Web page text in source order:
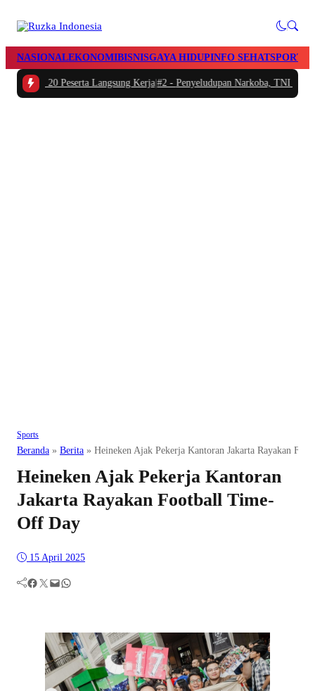
NASIONALEKONOMIBISNISGAYA HIDUPINFO SEHATSPORTS
Dua, 20 Peserta Langsung Kerja|#2 -Penyeludupan Narkoba, TNI AL
Sports
Beranda » Berita » Heineken Ajak Pekerja Kantoran Jakarta Rayakan
Heineken Ajak Pekerja Kantoran
Jakarta Rayakan Football Time-
Off Day
15 April 2025
Facebook Twitter Mail WhatsApp